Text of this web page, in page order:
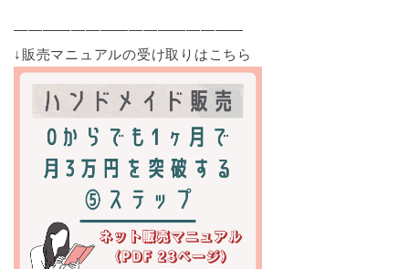
————————————————
↓販売マニュアルの受け取りはこちら